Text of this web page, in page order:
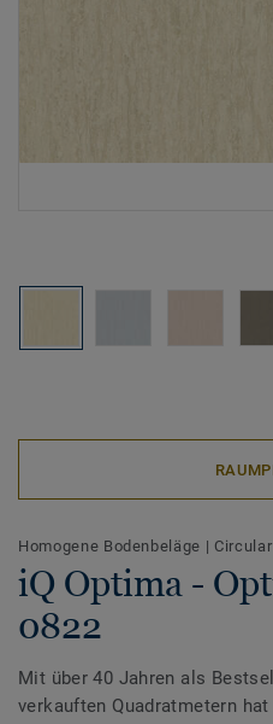
Homogene Bodenbeläge |
iQ Optima -
0822
Mit über 40 Jahren als
verkauften Quadratmetern